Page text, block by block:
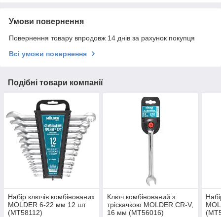
Умови повернення
Повернення товару впродовж 14 днів за рахунок покупця
Всі умови повернення
Подібні товари компанії
Набір ключів комбінованих
MOLDER 6-22 мм 12 шт
(MT58112)
Ключ комбінований з
тріскачкою MOLDER CR-V,
16 мм (MT56016)